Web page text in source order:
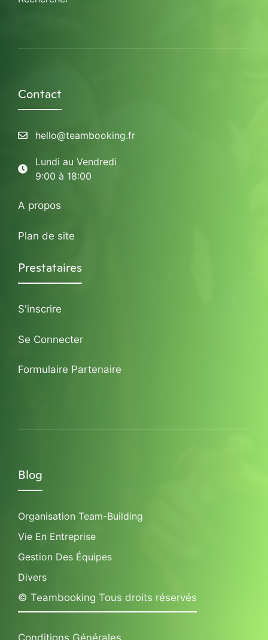
Contact
hello@teambooking.fr
Lundi au Vendredi
9:00 à 18:00
A propos
Plan de site
Prestataires
S'inscrire
Se Connecter
Formulaire Partenaire
Blog
Organisation Team-Building
Vie En Entreprise
Gestion Des Équipes
Divers
© Teambooking Tous droits réservés
Conditions Générales